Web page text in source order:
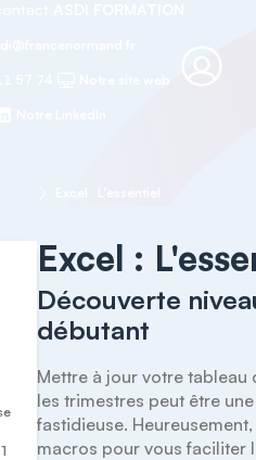
Excel :
Découverte
débutant
Mettre à jour votre tableau
les trimestres peut être
fastidieuse.
macros pour vous faciliter